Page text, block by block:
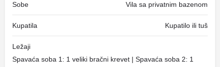
Sobe Vila sa privatnim bazenom
Kupatila Kupatilo ili tuš
Ležaji
Spavaća soba 1: 1 veliki bračni krevet | Spavaća soba 2: 1